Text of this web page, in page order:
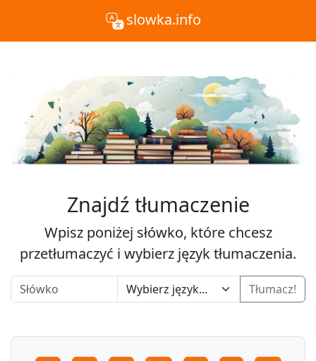
slowka.info
Znajdź tłumaczenie
Wpisz poniżej słówko, które chcesz
przetłumaczyć i wybierz język tłumaczenia.
Tłumacz!